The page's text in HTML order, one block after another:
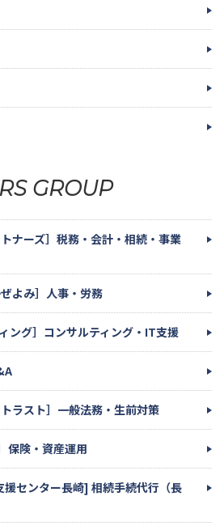
GROUP
トナーズ］税務・会計・相続・事業
よみ］人事・労務
ング］コンサルティング・IT支援
トラスト］一般法務・生前対策
保険・資産運用
センター長崎] 相続手続代行（長